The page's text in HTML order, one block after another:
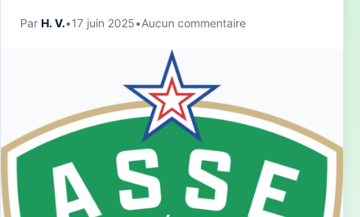
Par H. V.•17 juin 2025•Aucun commentaire